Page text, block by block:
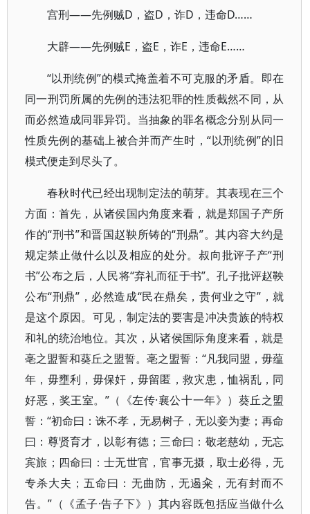
宫刑——先例贼D，盗D，诈D，违命D……
大辟——先例贼E，盗E，诈E，违命E……
“以刑统例”的模式掩盖着不可克服的矛盾。即在
同一刑罚所属的先例的违法犯罪的性质截然不同，从
而必然造成同罪异罚。当抽象的罪名概念分别从同一
性质先例的基础上被合并而产生时，“以刑统例”的旧
模式便走到尽头了。
春秋时代已经出现制定法的萌芽。其表现在三个
方面：首先，从诸侯国内角度来看，就是郑国子产所
作的“刑书”和晋国赵鞅所铸的“刑鼎”。其内容大约是
规定禁止做什么以及相应的处分。叔向批评子产“刑
书”公布之后，人民将“弃礼而征于书”。孔子批评赵鞅
公布“刑鼎”，必然造成“民在鼎矣，贵何业之守”，就
是这个原因。可见，制定法的要害是冲决贵族的特权
和礼的统治地位。其次，从诸侯国际角度来看，就是
亳之盟誓和葵丘之盟誓。亳之盟誓：“凡我同盟，毋蕴
年，毋壅利，毋保奸，毋留匿，救灾患，恤祸乱，同
好恶，奖王室。”（《左传·襄公十一年》）葵丘之盟
誓：“初命曰：诛不孝，无易树子，无以妾为妻；再命
曰：尊贤育才，以彰有德；三命曰：敬老慈幼，无忘
宾旅；四命曰：士无世官，官事无摄，取士必得，无
专杀大夫；五命曰：无曲防，无遏籴，无有封而不
告。”（《孟子·告子下》）其内容既包括应当做什么